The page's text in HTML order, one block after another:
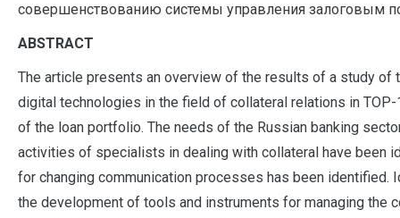
совершенствованию системы управления залоговым
ABSTRACT
The article presents an overview of the results of a study of
digital technologies in the field of collateral relations in
of the loan portfolio. The needs of the Russian banking
activities of specialists in dealing with collateral have been
for changing communication processes has been identified.
the development of tools and instruments for managing the